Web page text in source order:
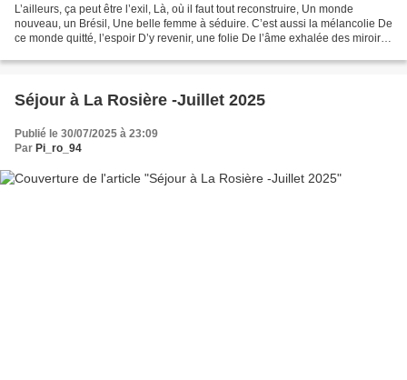
L’ailleurs, ça peut être l’exil, Là, où il faut tout reconstruire, Un monde
nouveau, un Brésil, Une belle femme à séduire. C’est aussi la mélancolie De
ce monde quitté, l’espoir D’y revenir, une folie De l’âme exhalée des miroirs.
Séjour à La Rosière -Juillet 2025
Publié le 30/07/2025 à 23:09
Par Pi_ro_94